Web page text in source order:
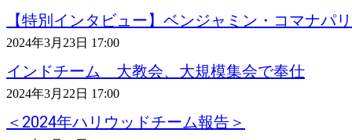
【特別インタビュー】ベンジャミン・コマナパ
2024年3月23日 17:00
インドチーム 大教会、大規模集会で奉仕
2024年3月22日 17:00
＜2024年ハリウッドチーム報告＞